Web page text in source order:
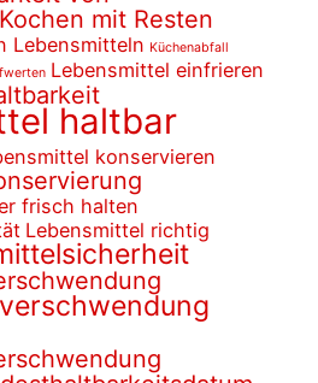
Kochen mit Resten
Lebensmitteln Küchenabfall
Lebensmittel einfrieren
haltbar
konservieren
frisch halten
Lebensmittel richtig